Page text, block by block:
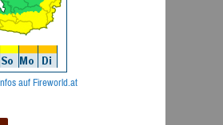
auf Fireworld.at